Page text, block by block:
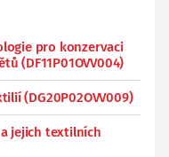
pro konzervaci
(DF11P01OVV004)
(DG20P02OVV009)
jejich textilních